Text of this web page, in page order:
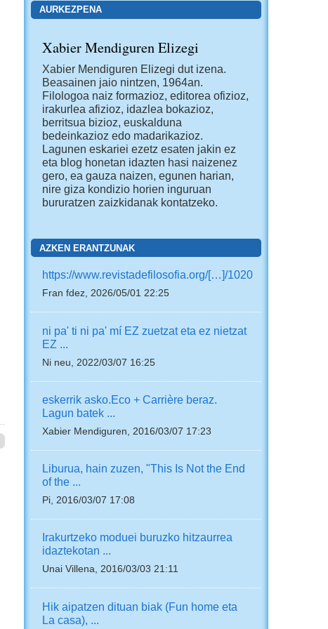
AURKEZPENA
Xabier Mendiguren Elizegi
Xabier Mendiguren Elizegi dut izena.
Beasainen jaio nintzen, 1964an.
Filologoa naiz formazioz, editorea ofizioz,
irakurlea afizioz, idazlea bokazioz,
berritsua bizioz, euskalduna
bedeinkazioz edo madarikazioz.
Lagunen eskariei ezetz esaten jakin ez
eta blog honetan idazten hasi naizenez
gero, ea gauza naizen, egunen harian,
nire giza kondizio horien inguruan
bururatzen zaizkidanak kontatzeko.
AZKEN ERANTZUNAK
https://www.revistadefilosofia.org/[…]/1020
Fran fdez, 2026/05/01 22:25
ni pa' ti ni pa' mí EZ zuetzat eta ez nietzat
EZ ...
Ni neu, 2022/03/07 16:25
eskerrik asko.Eco + Carrière beraz.
Lagun batek ...
Xabier Mendiguren, 2016/03/07 17:23
Liburua, hain zuzen, "This Is Not the End
of the ...
Pi, 2016/03/07 17:08
Irakurtzeko moduei buruzko hitzaurrea
idaztekotan ...
Unai Villena, 2016/03/03 21:11
Hik aipatzen dituan biak (Fun home eta
La casa), ...